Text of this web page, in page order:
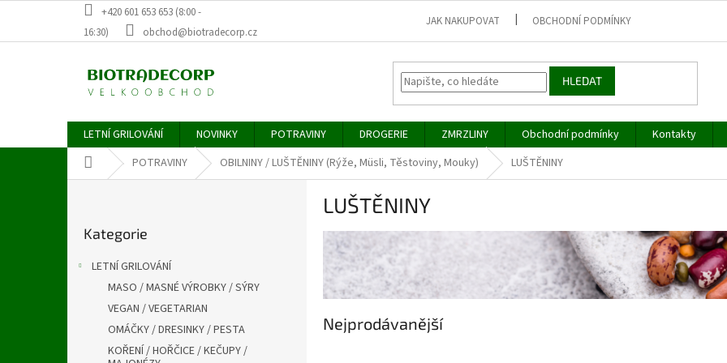
obsah
+420 601 653 653 (8:00 -
16:30)
obchod@biotradecorp.cz
JAK NAKUPOVAT OBCHODNÍ PODMÍNKY
HLEDAT
LETNÍ GRILOVÁNÍ NOVINKY POTRAVINY DROGERIE ZMRZLINY Obchodní podmínky Kontakty
Domů POTRAVINY OBILNINY / LUŠTĚNINY (Rýže, Müsli, Těstoviny, Mouky) LUŠTĚNINY
kategorie
Kategorie
LETNÍ GRILOVÁNÍ
MASO / MASNÉ VÝROBKY / SÝRY
VEGAN / VEGETARIAN
OMÁČKY / DRESINKY / PESTA
KOŘENÍ / HOŘČICE / KEČUPY /
LUŠTĚNINY
Nejprodávanější